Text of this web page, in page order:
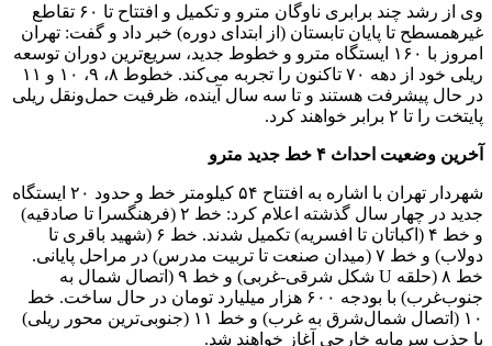
وی از رشد چند برابری ناوگان مترو و تکمیل و افتتاح تا ۶۰ تقاطع
غیرهمسطح تا پایان تابستان (از ابتدای دوره) خبر داد و گفت: تهران
امروز با ۱۶۰ ایستگاه مترو و خطوط جدید، سریع‌ترین دوران توسعه
ریلی خود از دهه ۷۰ تاکنون را تجربه می‌کند. خطوط ۸، ۹، ۱۰ و ۱۱
در حال پیشرفت هستند و تا سه سال آینده، ظرفیت حمل‌ونقل ریلی
پایتخت را تا ۲ برابر خواهند کرد.
آخرین وضعیت احداث ۴ خط جدید مترو
شهردار تهران با اشاره به افتتاح ۵۴ کیلومتر خط و حدود ۲۰ ایستگاه
جدید در چهار سال گذشته اعلام کرد: خط ۲ (فرهنگسرا تا صادقیه)
و خط ۴ (اکباتان تا افسریه) تکمیل شدند. خط ۶ (شهید باقری تا
دولاب) و خط ۷ (میدان صنعت تا تربیت مدرس) در مراحل پایانی.
خط ۸ (حلقه U شکل شرقی-غربی) و خط ۹ (اتصال شمال به
جنوب‌غرب) با بودجه ۶۰۰ هزار میلیارد تومان در حال ساخت. خط
۱۰ (اتصال شمال‌شرق به غرب) و خط ۱۱ (جنوبی‌ترین محور ریلی)
با جذب سرمایه خارجی آغاز خواهند شد.